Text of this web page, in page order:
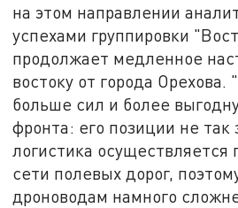
на этом направлении
успехами группировки
продолжает медленное
востоку от города
больше сил и более
фронта: его позиции не так
логистика осуществляется
сети полевых дорог,
дроноводам намного